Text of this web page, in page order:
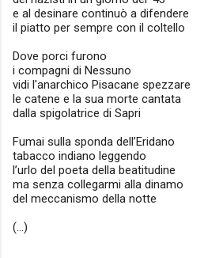
e al desinare continuò a difendere
il piatto per sempre con il coltello
Dove porci furono
i compagni di Nessuno
vidi l'anarchico Pisacane spezzare
le catene e la sua morte cantata
dalla spigolatrice di Sapri
Fumai sulla sponda dell’Eridano
tabacco indiano leggendo
l’urlo del poeta della beatitudine
ma senza collegarmi alla dinamo
del meccanismo della notte
(…)